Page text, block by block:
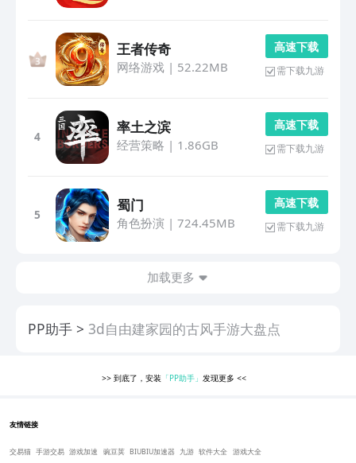
王者传奇
网络游戏| 52.22MB
高 速 下 载
需下载九游
4
率土之滨
经营策略 | 1.86GB
高 速 下 载
需下载九游
5
蜀门
角色扮演 | 724.45MB
高 速 下 载
需下载九游
加载更多
PP助手 3d自由建家园的古风手游大盘点
>> 到底了，安装 「PP助手」 发现更多<<
友情链接
交易猫 手游交易 游戏加速 豌豆荚 BIUBIU加速器 九游 软件大全 游戏大全